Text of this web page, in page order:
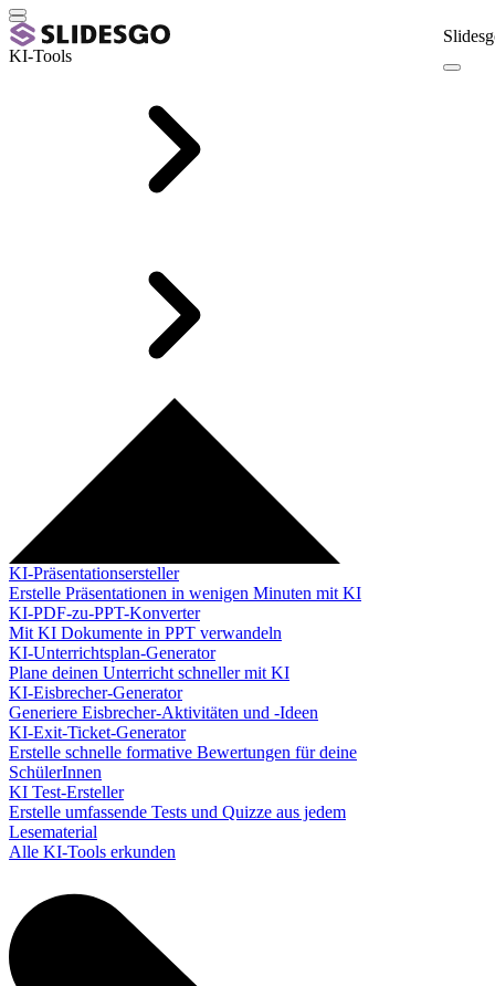
KI-Tools
KI-Präsentationsersteller
Erstelle Präsentationen in wenigen Minuten mit KI
KI-PDF-zu-PPT-Konverter
Mit KI Dokumente in PPT verwandeln
KI-Unterrichtsplan-Generator
Plane deinen Unterricht schneller mit KI
KI-Eisbrecher-Generator
Generiere Eisbrecher-Aktivitäten und -Ideen
KI-Exit-Ticket-Generator
Erstelle schnelle formative Bewertungen für deine
SchülerInnen
KI Test-Ersteller
Erstelle umfassende Tests und Quizze aus jedem
Lesematerial
Alle KI-Tools erkunden